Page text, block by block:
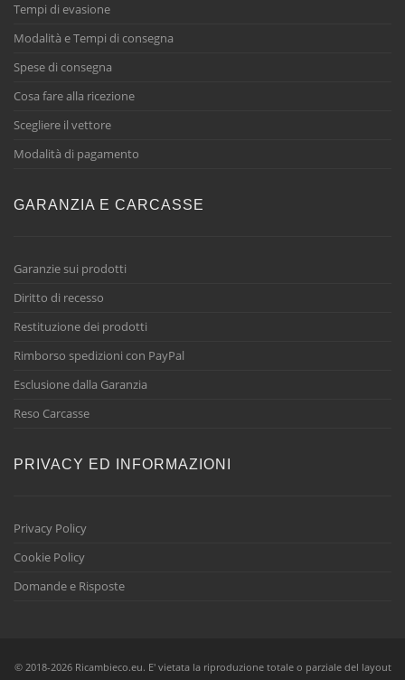
Tempi di evasione
Modalità e Tempi di consegna
Spese di consegna
Cosa fare alla ricezione
Scegliere il vettore
Modalità di pagamento
GARANZIA E CARCASSE
Garanzie sui prodotti
Diritto di recesso
Restituzione dei prodotti
Rimborso spedizioni con PayPal
Esclusione dalla Garanzia
Reso Carcasse
PRIVACY ED INFORMAZIONI
Privacy Policy
Cookie Policy
Domande e Risposte
© 2018-2026 Ricambieco.eu. E' vietata la riproduzione totale o parziale del layout